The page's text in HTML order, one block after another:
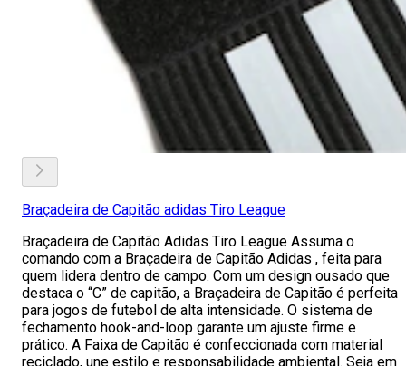
Braçadeira de Capitão adidas Tiro League
Braçadeira de Capitão Adidas Tiro League Assuma o
comando com a Braçadeira de Capitão Adidas , feita para
quem lidera dentro de campo. Com um design ousado que
destaca o “C” de capitão, a Braçadeira de Capitão é perfeita
para jogos de futebol de alta intensidade. O sistema de
fechamento hook-and-loop garante um ajuste firme e
prático. A Faixa de Capitão é confeccionada com material
reciclado, une estilo e responsabilidade ambiental. Seja em